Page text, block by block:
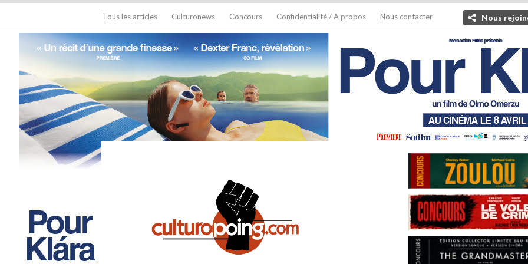
Tous les articles Culturonews Concours Confidentialité / A propos Nous contacter Nous